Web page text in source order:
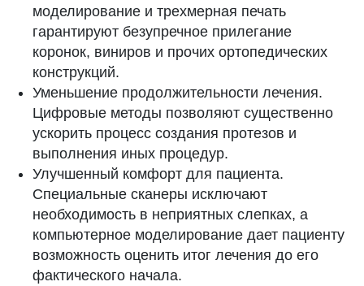
моделирование и трехмерная печать
гарантируют безупречное прилегание
коронок, виниров и прочих ортопедических
конструкций.
Уменьшение продолжительности лечения.
Цифровые методы позволяют существенно
ускорить процесс создания протезов и
выполнения иных процедур.
Улучшенный комфорт для пациента.
Специальные сканеры исключают
необходимость в неприятных слепках, а
компьютерное моделирование дает пациенту
возможность оценить итог лечения до его
фактического начала.